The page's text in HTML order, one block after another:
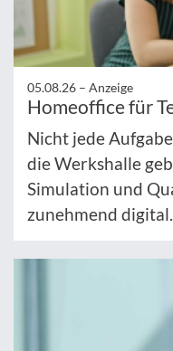
05.08.26 – Anzeige
Homeoffice für
Nicht jede
die Werkshalle
Simulation und
zunehmend digital.